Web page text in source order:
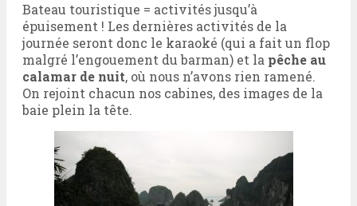
Bateau touristique = activités jusqu’à
épuisement ! Les dernières activités de la
journée seront donc le karaoké (qui a fait un flop
malgré l’engouement du barman) et la pêche au
calamar de nuit, où nous n’avons rien ramené.
On rejoint chacun nos cabines, des images de la
baie plein la tête.